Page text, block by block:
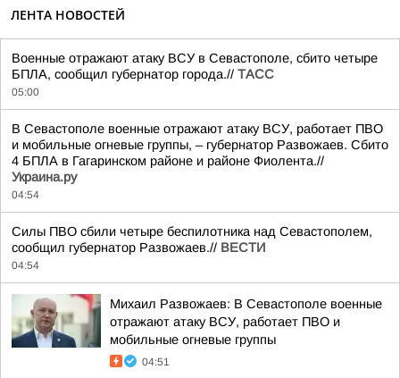
ЛЕНТА НОВОСТЕЙ
Военные отражают атаку ВСУ в Севастополе, сбито четыре
БПЛА, сообщил губернатор города.// ТАСС
05:00
В Севастополе военные отражают атаку ВСУ, работает ПВО
и мобильные огневые группы, – губернатор Развожаев. Сбито
4 БПЛА в Гагаринском районе и районе Фиолента.//
Украина.ру
04:54
Силы ПВО сбили четыре беспилотника над Севастополем,
сообщил губернатор Развожаев.// ВЕСТИ
04:54
Михаил Развожаев: В Севастополе военные
отражают атаку ВСУ, работает ПВО и
мобильные огневые группы
04:51